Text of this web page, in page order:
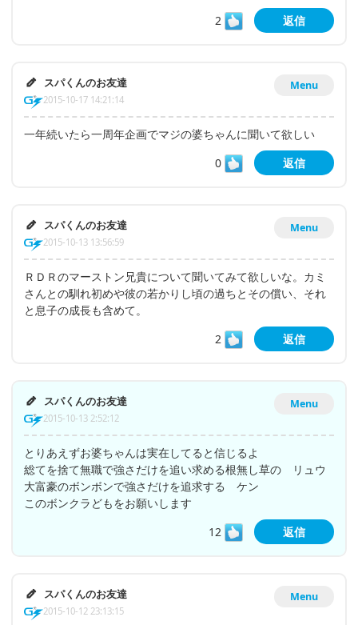
2
返信
Menu
スパくんのお友達
2015-10-17 14:21:14
一年続いたら一周年企画でマジの婆ちゃんに聞いて欲しい
0
返信
Menu
スパくんのお友達
2015-10-13 13:56:59
ＲＤＲのマーストン兄貴について聞いてみて欲しいな。カミ
さんとの馴れ初めや彼の若かりし頃の過ちとその償い、それ
と息子の成長も含めて。
2
返信
Menu
スパくんのお友達
2015-10-13 2:52:12
とりあえずお婆ちゃんは実在してると信じるよ
総てを捨て無職で強さだけを追い求める根無し草の リュウ
大富豪のボンボンで強さだけを追求する ケン
このボンクラどもをお願いします
12
返信
Menu
スパくんのお友達
2015-10-12 23:13:15